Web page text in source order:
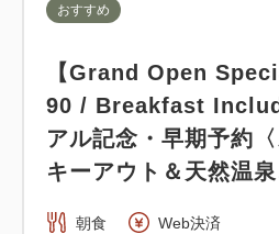
おすすめ
【Grand Open
90 / Breakfast
アル記念・早期予約
キーアウト＆天然温泉
朝食 Web決済